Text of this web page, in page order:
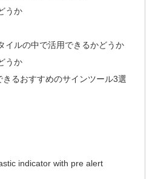
うか
イルの中で活用できるかどうか
うか
るおすすめのサインツール3選
indicator with pre alert